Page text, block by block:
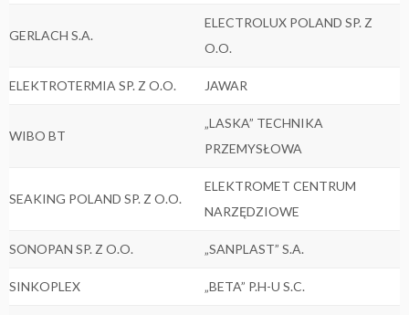
GERLACH S.A.
ELECTROLUX POLAND SP. Z
O.O.
ELEKTROTERMIA SP. Z O.O. JAWAR
WIBO BT
„LASKA” TECHNIKA
PRZEMYSŁOWA
SEAKING POLAND SP. Z O.O.
ELEKTROMET CENTRUM
NARZĘDZIOWE
SONOPAN SP. Z O.O. „SANPLAST” S.A.
SINKOPLEX „BETA” P.H-U S.C.